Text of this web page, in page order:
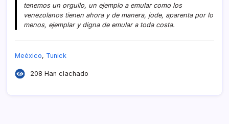
tenemos un orgullo, un ejemplo a emular como los
venezolanos tienen ahora y de manera, jode, aparenta por lo
menos, ejemplar y digna de emular a toda costa.
Meéxico, Tunick
208 Han clachado